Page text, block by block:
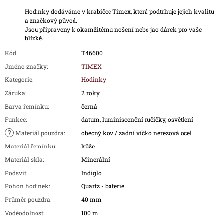
Hodinky dodáváme v krabičce Timex, která podtrhuje jejich kvalitu
a značkový původ.
Jsou připraveny k okamžitému nošení nebo jao dárek pro vaše
blízké.
Kód
T46600
Jméno značky:
TIMEX
Kategorie:
Hodinky
Záruka:
2 roky
Barva řemínku:
černá
Funkce: datum, luminiscenční ručičky, osvětlení
? Materiál pouzdra:
obecný kov / zadní víčko nerezová ocel
Materiál řemínku:
kůže
Materiál skla:
Minerální
Podsvit:
Indiglo
Pohon hodinek:
Quartz - baterie
Průměr pouzdra:
40 mm
Voděodolnost: 100 m